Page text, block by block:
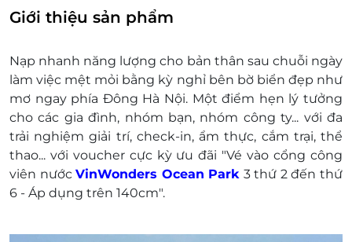
huyện Văn Giang, tỉnh Hưng Yên
E-Voucher/E-Coupon không có giá trị quy đổi
Không áp dụng đồng thời với chương trình
khuyến mại khác
Giá chưa bao gồm VAT. Khách hàng muốn lấy
hóa đơn vui lòng liên hệ NCC.
Giới thiệu sản phẩm
Nạp nhanh năng lượng cho bản thân sau chuỗi ngày
làm việc mệt mỏi bằng kỳ nghỉ bên bờ biển đẹp như
mơ ngay phía Đông Hà Nội. Một điểm hẹn lý tưởng
cho các gia đình, nhóm bạn, nhóm công ty... với đa
trải nghiệm giải trí, check-in, ẩm thực, cắm trại, thể
thao... với voucher cực kỳ ưu đãi "Vé vào cổng công
viên nướcVinWonders Ocean Park 3 thứ 2 đến thứ
6 - Áp dụng trên 140cm".